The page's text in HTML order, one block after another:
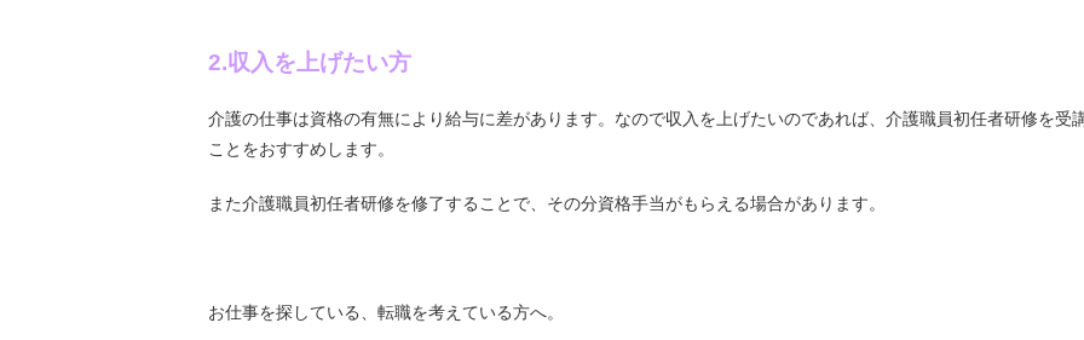
2.収入を上げたい方
介護の仕事は資格の有無により給与に差があります。なので収入を上げたいのであれば、介護職員初任者研修を受
ことをおすすめします。
また介護職員初任者研修を修了することで、その分資格手当がもらえる場合があります。
お仕事を探している、転職を考えている方へ。